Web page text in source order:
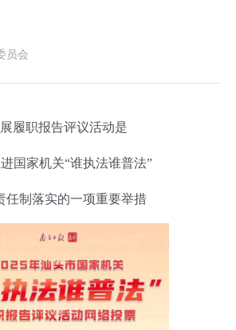
员会
履职报告评议活动是
国家机关“谁执法谁普法”
任制落实的一项重要举措